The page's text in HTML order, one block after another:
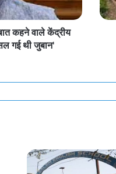
कहने वाले केंद्रीय
गई थी जुबान'